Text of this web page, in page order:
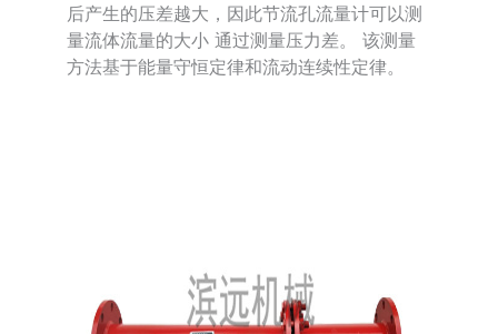
后产生的压差越大，因此节流孔流量计可以测
量流体流量的大小 通过测量压力差。 该测量
方法基于能量守恒定律和流动连续性定律。